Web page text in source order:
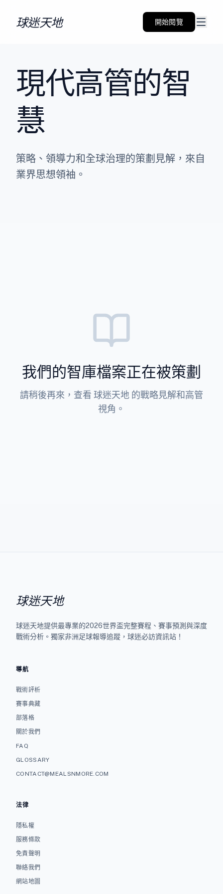
球迷天地 開始閱覽
現代高管的智
慧
策略、領導力和全球治理的策劃見解，來自
業界思想領袖。
我們的智庫檔案正在被策劃
請稍後再來，查看 球迷天地 的戰略見解和高管
視角。
球迷天地
球迷天地提供最專業的2026世界盃完整賽程、賽事預測與深度
戰術分析。獨家非洲足球報導追蹤，球迷必訪資訊站！
導航
戰術評析
賽事典藏
部落格
關於我們
FAQ
GLOSSARY
CONTACT@MEALSNMORE.COM
法律
隱私權
服務條款
免責聲明
聯絡我們
網站地圖